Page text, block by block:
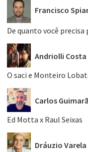
Francisco
De quanto você precisa
Andriolli Costa
O saci e Monteiro
Carlos
Ed Motta x Raul Seixas
Dráuzio Varela